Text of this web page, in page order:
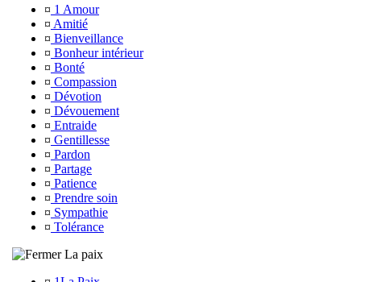
¤ 1 Amour
¤ Amitié
¤ Bienveillance
¤ Bonheur intérieur
¤ Bonté
¤ Compassion
¤ Dévotion
¤ Dévouement
¤ Entraide
¤ Gentillesse
¤ Pardon
¤ Partage
¤ Patience
¤ Prendre soin
¤ Sympathie
¤ Tolérance
La paix